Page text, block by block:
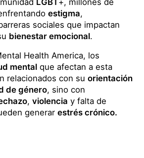
estigma,
sociales que impactan
bienestar emocional.
Health America, los
mental que afectan a esta
relacionados con su orientación
de género, sino con
, violencia y falta de
generar estrés crónico.